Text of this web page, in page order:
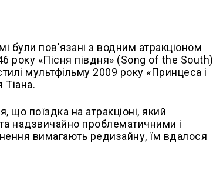
були пов'язані з водним атракціоном
року «Пісня півдня» (Song of the South)
мультфільму 2009 року «Принцеса і
що поїздка на атракціоні, який
надзвичайно проблематичними і
вимагають редизайну, їм вдалося